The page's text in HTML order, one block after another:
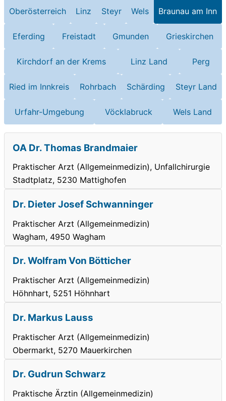
Oberösterreich Linz Steyr Wels Braunau am Inn
Eferding Freistadt Gmunden Grieskirchen
Kirchdorf an der Krems Linz Land Perg
Ried im Innkreis Rohrbach Schärding Steyr Land
Urfahr-Umgebung Vöcklabruck Wels Land
OA Dr. Thomas Brandmaier
Praktischer Arzt (Allgemeinmedizin), Unfallchirurgie
Stadtplatz, 5230 Mattighofen
Dr. Dieter Josef Schwanninger
Praktischer Arzt (Allgemeinmedizin)
Wagham, 4950 Wagham
Dr. Wolfram Von Bötticher
Praktischer Arzt (Allgemeinmedizin)
Höhnhart, 5251 Höhnhart
Dr. Markus Lauss
Praktischer Arzt (Allgemeinmedizin)
Obermarkt, 5270 Mauerkirchen
Dr. Gudrun Schwarz
Praktische Ärztin (Allgemeinmedizin)